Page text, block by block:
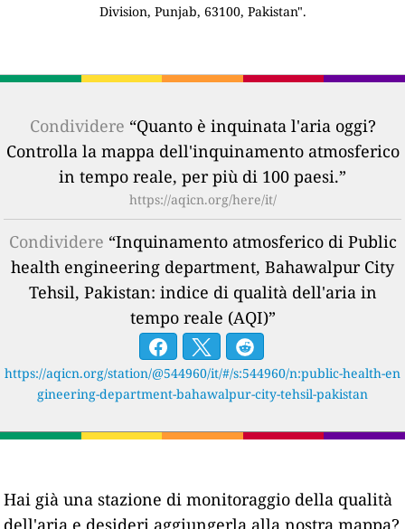
Division, Punjab, 63100, Pakistan".
Condividere “Quanto è inquinata l'aria oggi?
Controlla la mappa dell'inquinamento atmosferico
in tempo reale, per più di 100 paesi.”
https://aqicn.org/here/it/
Condividere “Inquinamento atmosferico di Public
health engineering department, Bahawalpur City
Tehsil, Pakistan: indice di qualità dell'aria in
tempo reale (AQI)”
https://aqicn.org/station/@544960/it/#/s:544960/n:public-health-en
gineering-department-bahawalpur-city-tehsil-pakistan
Hai già una stazione di monitoraggio della qualità
dell'aria e desideri aggiungerla alla nostra mappa?